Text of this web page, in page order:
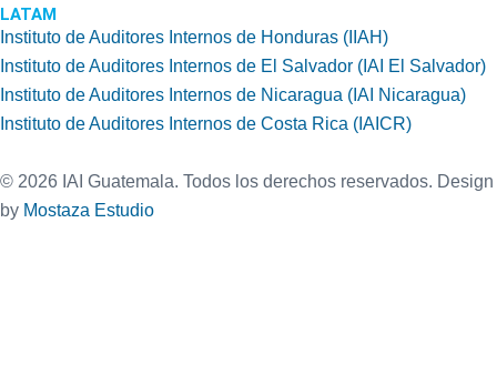
LATAM
Instituto de Auditores Internos de Honduras (IIAH)
Instituto de Auditores Internos de El Salvador (IAI El Salvador)
Instituto de Auditores Internos de Nicaragua (IAI Nicaragua)
Instituto de Auditores Internos de Costa Rica (IAICR)
© 2026 IAI Guatemala. Todos los derechos reservados. Design
by Mostaza Estudio